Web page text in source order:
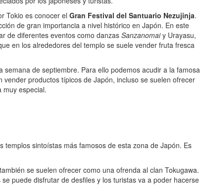
Tokio es conocer el Gran Festival del Santuario Nezujinja.
de gran importancia a nivel histórico en Japón. En este
de diferentes eventos como danzas Sanzanomaiy Urayasu,
en los alrededores del templo se suele vender fruta fresca
de septiembre. Para ello podemos acudir a la famosa
productos típicos de Japón, incluso se suelen ofrecer
muy especial.
templos sintoístas más famosos de esta zona de Japón. Es
se suelen ofrecer como una ofrenda al clan Tokugawa.
puede disfrutar de desfiles y los turistas va a poder hacerse